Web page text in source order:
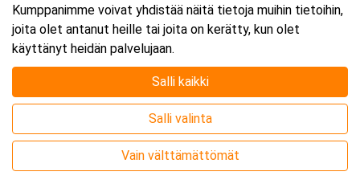
Lisää tapahtuma kalenteriisi
Webinaari
Kumppanimme voivat yhdistää näitä tietoja muihin tietoihin,
joita olet antanut heille tai joita on kerätty, kun olet
käyttänyt heidän palvelujaan.
Salli kaikki
Salli valinta
Vain välttämättömät